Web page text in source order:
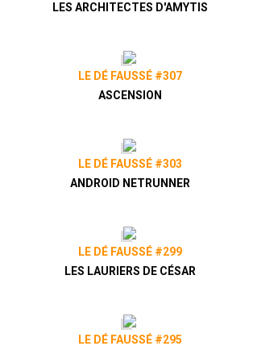
LES ARCHITECTES D'AMYTIS
LE DÉ FAUSSÉ #307
ASCENSION
LE DÉ FAUSSÉ #303
ANDROID NETRUNNER
LE DÉ FAUSSÉ #299
LES LAURIERS DE CÉSAR
LE DÉ FAUSSÉ #295